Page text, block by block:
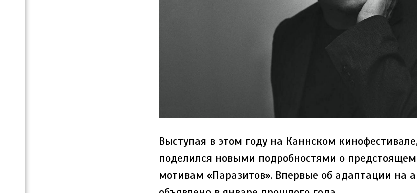
Выступая в этом году на Каннском
поделился новыми подробностями о
мотивам «Паразитов». Впервые об адаптации на